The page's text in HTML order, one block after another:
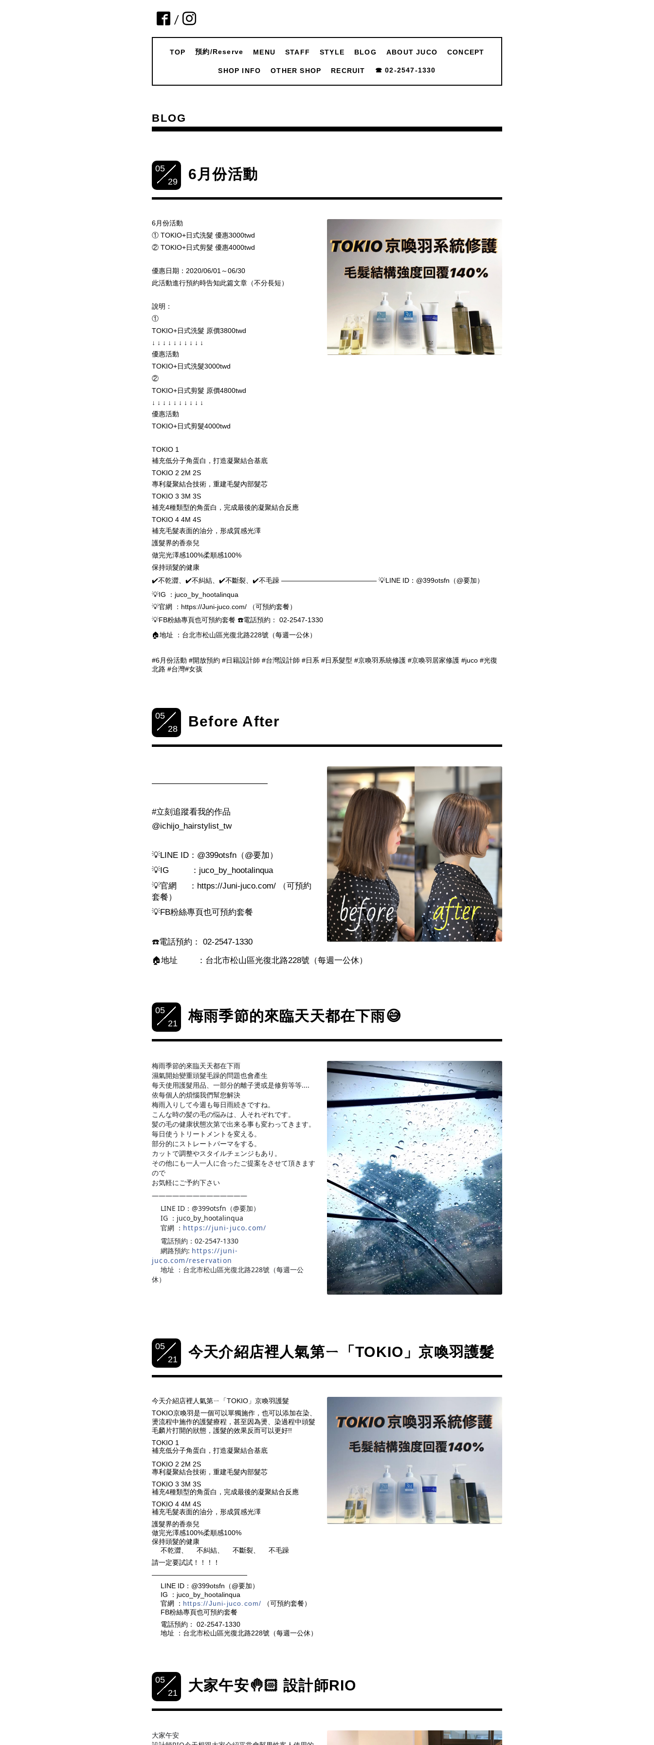
/
TOP 預約/Reserve MENU STAFF STYLE BLOG ABOUT JUCO CONCEPT
SHOP INFO OTHER SHOP RECRUIT ☎ 02-2547-1330
BLOG
05
29
6月份活動
6月份活動
① TOKIO+日式洗髮 優惠3000twd
② TOKIO+日式剪髮 優惠4000twd
優惠日期：2020/06/01～06/30
此活動進行預約時告知此篇文章（不分長短）
說明：
①
TOKIO+日式洗髮 原價3800twd
↓ ↓ ↓ ↓ ↓ ↓ ↓ ↓ ↓ ↓
優惠活動
TOKIO+日式洗髮3000twd
②
TOKIO+日式剪髮 原價4800twd
↓ ↓ ↓ ↓ ↓ ↓ ↓ ↓ ↓ ↓
優惠活動
TOKIO+日式剪髮4000twd
TOKIO 1
補充低分子角蛋白，打造凝聚結合基底
TOKIO 2 2M 2S
專利凝聚結合技術，重建毛髮內部髮芯
TOKIO 3 3M 3S
補充4種類型的角蛋白，完成最後的凝聚結合反應
TOKIO 4 4M 4S
補充毛髮表面的油分，形成質感光澤
護髮界的香奈兒
做完光澤感100%柔順感100%
保持頭髮的健康
✔️不乾澀、✔️不糾結、✔️不斷裂、✔️不毛躁 —————————————— 💡LINE ID：@399otsfn（@要加）
💡IG ：juco_by_hootalinqua
💡官網 ：https://Juni-juco.com/ （可預約套餐）
💡FB粉絲專頁也可預約套餐 ☎️電話預約： 02-2547-1330
🏠地址 ：台北市松山區光復北路228號（每週一公休）
#6月份活動 #開放預約 #日籍設計師 #台灣設計師 #日系 #日系髮型 #京喚羽系統修護 #京喚羽居家修護 #juco #光復
北路 #台灣#女孩
05
28
Before After
——————————————
#立刻追蹤看我的作品
@ichijo_hairstylist_tw
💡LINE ID ： @399otsfn （@要加）
💡IG ： juco_by_hootalinqua
💡官網 ： https://Juni-juco.com/
（可預約
套餐）
💡FB粉絲專頁也可預約套餐
☎️電話預約：
02-2547-1330
🏠地址 ：台北市松山區光復北路228號（每週一公休）
05
21
梅雨季節的來臨天天都在下雨😅
梅雨季節的來臨天天都在下雨
濕氣開始變重頭髮毛躁的問題也會產生
每天使用護髮用品、一部分的離子燙或是修剪等等....
依每個人的煩惱我們幫您解決
梅雨入りして今週も毎日雨続きですね。
こんな時の髪の毛の悩みは、人それぞれです。
髪の毛の健康状態次第で出来る事も変わってきます。
毎日使うトリートメントを変える。
部分的にストレートパーマをする。
カットで調整やスタイルチェンジもあり。
その他にも一人一人に合ったご提案をさせて頂きます
ので
お気軽にご予約下さい
——————————————
LINE ID：@399otsfn（@要加）
IG ：juco_by_hootalinqua
官網 ： https://juni-juco.com/
電話預約：02-2547-1330
網路預約: https://juni-
juco.com/reservation
地址 ：台北市松山區光復北路228號（每週一公
休）
05
21
今天介紹店裡人氣第ㄧ「TOKIO」京喚羽護髮
今天介紹店裡人氣第ㄧ「TOKIO」京喚羽護髮
TOKIO京喚羽是一個可以單獨施作，也可以添加在染、
燙流程中施作的護髮療程，甚至因為燙、染過程中頭髮
毛麟片打開的狀態，護髮的效果反而可以更好!!
TOKIO 1
補充低分子角蛋白，打造凝聚結合基底
TOKIO 2 2M 2S
專利凝聚結合技術，重建毛髮內部髮芯
TOKIO 3 3M 3S
補充4種類型的角蛋白，完成最後的凝聚結合反應
TOKIO 4 4M 4S
補充毛髮表面的油分，形成質感光澤
護髮界的香奈兒
做完光澤感100%柔順感100%
保持頭髮的健康
不乾澀、 不糾結、 不斷裂、
不毛躁
請一定要試試！！！！
——————————————
LINE ID：@399otsfn（@要加）
IG ：juco_by_hootalinqua
官網 ： https://Juni-juco.com/ （可預約套餐）
FB粉絲專頁也可預約套餐
電話預約： 02-2547-1330
🏠地址 ：台北市松山區光復北路228號（每週一公休）
05
21
大家午安🤚🏻 設計師RIO
大家午安